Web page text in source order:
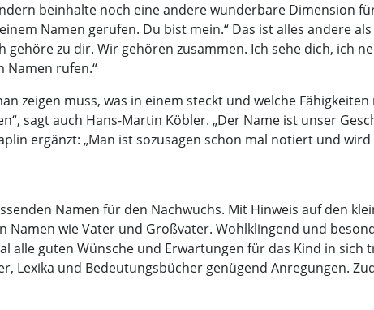
beinhalte noch eine andere wunderbare Dimension
Namen gerufen. Du bist mein.“ Das ist alles andere
zu dir. Wir gehören zusammen. Ich sehe dich, ich
Namen rufen.“
zeigen muss, was in einem steckt und welche
sagt auch Hans-Martin Köbler. „Der Name ist unser
ergänzt: „Man ist sozusagen schon mal notiert und wird
Namen für den Nachwuchs. Mit Hinweis auf den
wie Vater und Großvater. Wohlklingend und
alle guten Wünsche und Erwartungen für das Kind in sich
Lexika und Bedeutungsbücher genügend Anregungen.